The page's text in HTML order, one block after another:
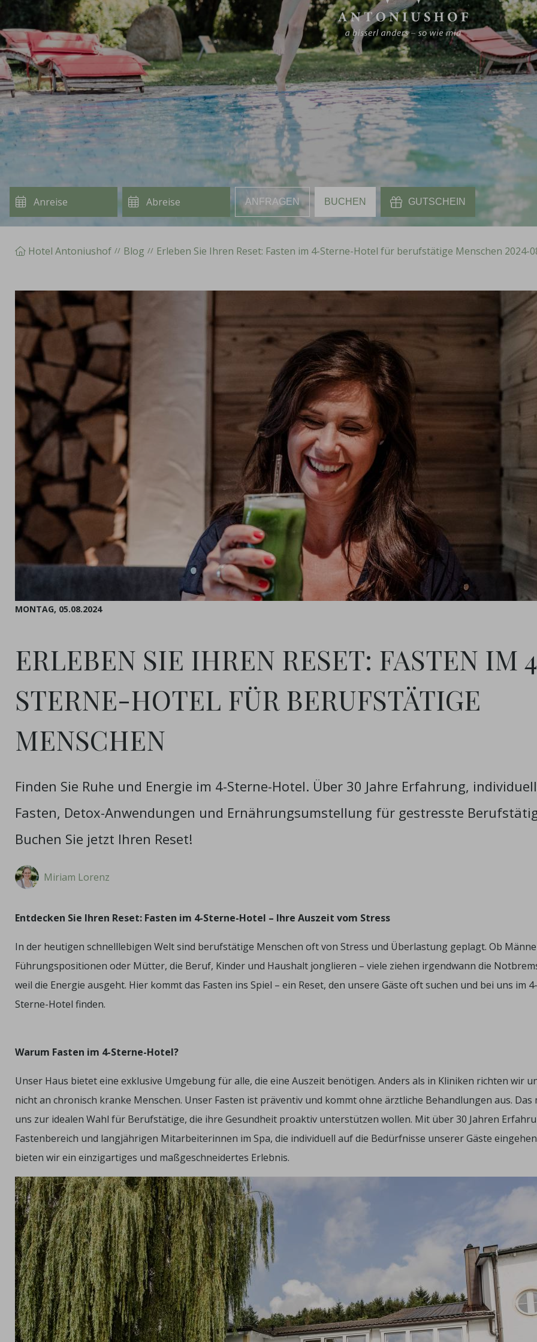
BUCHEN
ANFRAGEN GUTSCHEIN
Hotel Antoniushof Blog Erleben Sie Ihren Reset: Fasten im 4-Sterne-Hotel für berufstätige Menschen 2024-
MONTAG, 05.08.2024
ERLEBEN SIE IHREN RESET: FASTEN IM
STERNE-HOTEL FÜR BERUFSTÄTIGE
MENSCHEN
Finden Sie Ruhe und Energie im 4-Sterne-Hotel. Über 30 Jahre Erfahrung,
Fasten, Detox-Anwendungen und Ernährungsumstellung für gestresste
Buchen Sie jetzt Ihren Reset!
Miriam Lorenz
Entdecken Sie Ihren Reset: Fasten im 4-Sterne-Hotel – Ihre Auszeit vom Stress
In der heutigen schnelllebigen Welt sind berufstätige Menschen oft von Stress und Überlastung geplagt. Ob
Führungspositionen oder Mütter, die Beruf, Kinder und Haushalt jonglieren – viele ziehen irgendwann die
weil die Energie ausgeht. Hier kommt das Fasten ins Spiel – ein Reset, den unsere Gäste oft suchen und bei uns im 4-
Sterne-Hotel finden.
Warum Fasten im 4-Sterne-Hotel?
Unser Haus bietet eine exklusive Umgebung für alle, die eine Auszeit benötigen. Anders als in Kliniken richten wir
nicht an chronisch kranke Menschen. Unser Fasten ist präventiv und kommt ohne ärztliche Behandlungen aus. Das
uns zur idealen Wahl für Berufstätige, die ihre Gesundheit proaktiv unterstützen wollen. Mit über 30 Jahren
Fastenbereich und langjährigen Mitarbeiterinnen im Spa, die individuell auf die Bedürfnisse unserer Gäste
bieten wir ein einzigartiges und maßgeschneidertes Erlebnis.